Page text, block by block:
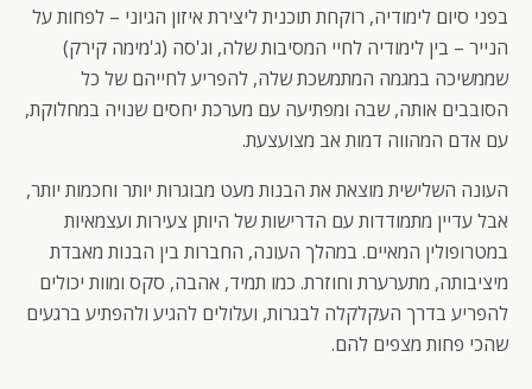
בפני סיום לימודיה, רוקחת תוכנית ליצירת איזון הגיוני – לפחות על
הנייר – בין לימודיה לחיי המסיבות שלה, וג'סה (ג'מימה קירק)
שממשיכה במגמה המתמשכת שלה, להפריע לחייהם של כל
הסובבים אותה, שבה ומפתיעה עם מערכת יחסים שנויה במחלוקת,
עם אדם המהווה דמות אב מצועצעת.
העונה השלישית מוצאת את הבנות מעט מבוגרות יותר וחכמות יותר,
אבל עדיין מתמודדות עם הדרישות של היותן צעירות ועצמאיות
במטרופולין המאיים. במהלך העונה, החברות בין הבנות מאבדת
מיציבותה, מתערערת וחוזרת. כמו תמיד, אהבה, סקס ומוות יכולים
להפריע בדרך העקלקלה לבגרות, ועלולים להגיע ולהפתיע ברגעים
שהכי פחות מצפים להם.